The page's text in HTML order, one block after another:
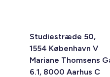
Studiestræde 50,
1554 København V
Mariane Thomsens
6.1, 8000 Aarhus C